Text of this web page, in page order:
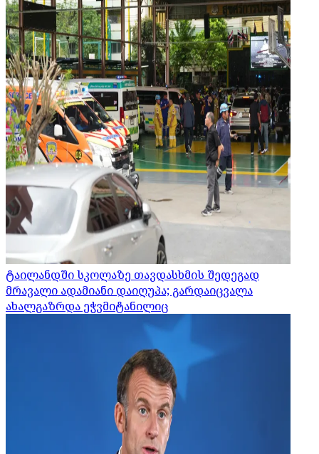
ტაილანდში სკოლაზე თავდასხმის შედეგად
მრავალი ადამიანი დაიღუპა; გარდაიცვალა
ახალგაზრდა ეჭვმიტანილიც